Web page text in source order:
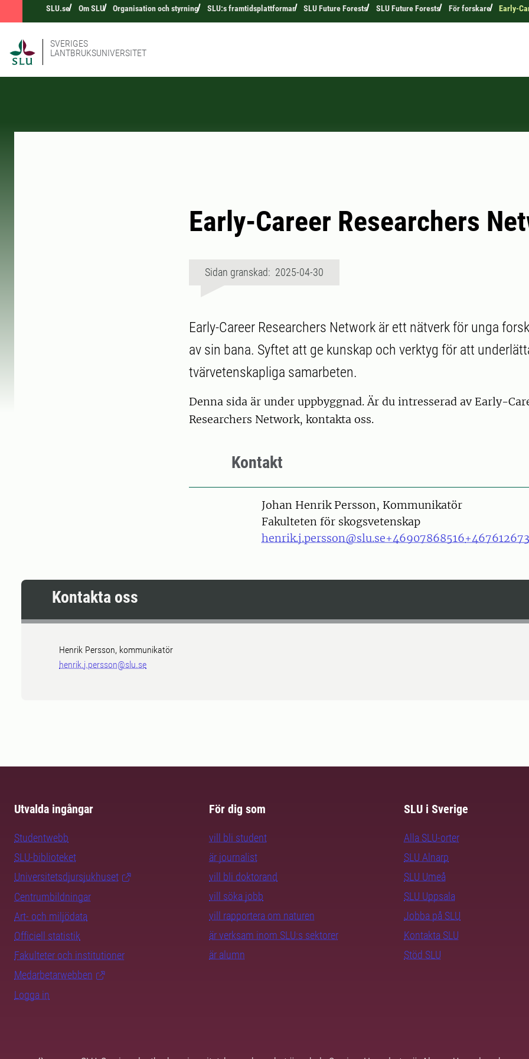
SLU.se Om SLU Organisation och styrning SLU:s framtidsplattformar SLU Future Forests SLU Future Forests För forskare Early-
SVERIGES
LANTBRUKSUNIVERSITET
Early-Career Researchers
Sidan granskad: 2025-04-30
Early-Career Researchers Network är ett nätverk för unga
av sin bana. Syftet att ge kunskap och verktyg för att
tvärvetenskapliga samarbeten.
Denna sida är under uppbyggnad. Är du intresserad av Early-
Researchers Network, kontakta oss.
Kontakt
PersonJohan Henrik Persson, Kommunikatör
Fakulteten för skogsvetenskap
henrik.j.persson@slu.se+46907868516
Kontakta oss
Henrik Persson, kommunikatör
henrik.j.persson@slu.se
Utvalda ingångar
Studentwebb
SLU-biblioteket
Universitetsdjursjukhuset
Centrumbildningar
Art- och miljödata
Officiell statistik
Fakulteter och institutioner
Medarbetarwebben
Logga in
För dig som
vill bli student
är journalist
vill bli doktorand
vill söka jobb
vill rapportera om naturen
är verksam inom SLU:s sektorer
är alumn
SLU i Sverige
Alla SLU-orter
SLU Alnarp
SLU Umeå
SLU Uppsala
Jobba på SLU
Kontakta SLU
Stöd SLU